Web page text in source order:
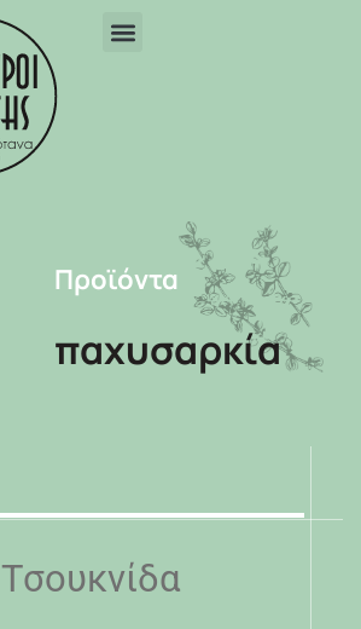
Προϊόντα
παχυσαρκία
Τσουκνίδα